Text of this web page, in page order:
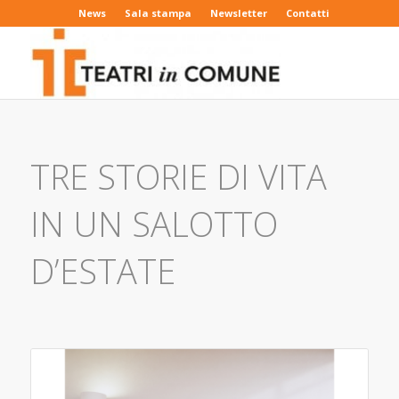
News Sala stampa Newsletter Contatti
TRE STORIE DI VITA
IN UN SALOTTO
D’ESTATE